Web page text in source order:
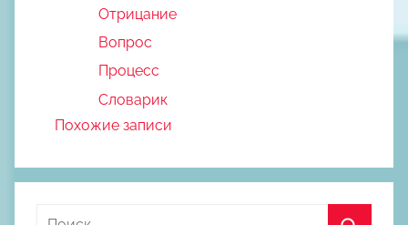
Отрицание
Вопрос
Процесс
Словарик
Похожие записи
Найти: